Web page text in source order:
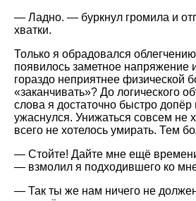
— Ладно. — буркнул громила и
хватки.
Только я обрадовался
появилось заметное напряжение
гораздо неприятнее физической
«заканчивать»? До логического
слова я достаточно быстро допёр
ужаснулся. Унижаться совсем не
всего не хотелось умирать. Тем
— Стойте! Дайте мне ещё
— взмолил я подходившего ко
— Так ты же нам ничего не